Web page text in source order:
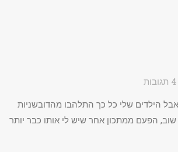
הילדים שלי כל כך התלהבו מהדובשניות
הפעם ממתכון אחר שיש לי אותו כבר יותר